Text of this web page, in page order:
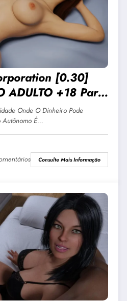
[0.30]
ADULTO +18 Para
Onde O Dinheiro Pode
Autônomo É…
Consulte Mais Informação